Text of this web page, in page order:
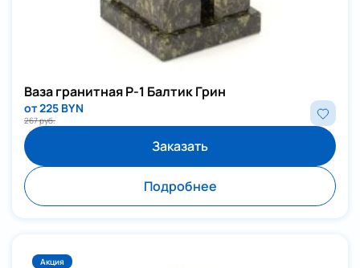
Ваза гранитная Р-1 Балтик Грин
от 225 BYN
267 руб.
Заказать
Подробнее
Акция